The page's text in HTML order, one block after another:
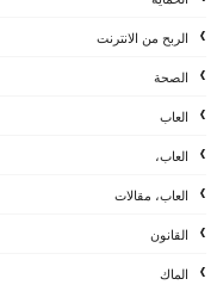
الربح من الانترنت
الصحة
العاب
العاب،
العاب، مقالات
القانون
الماك